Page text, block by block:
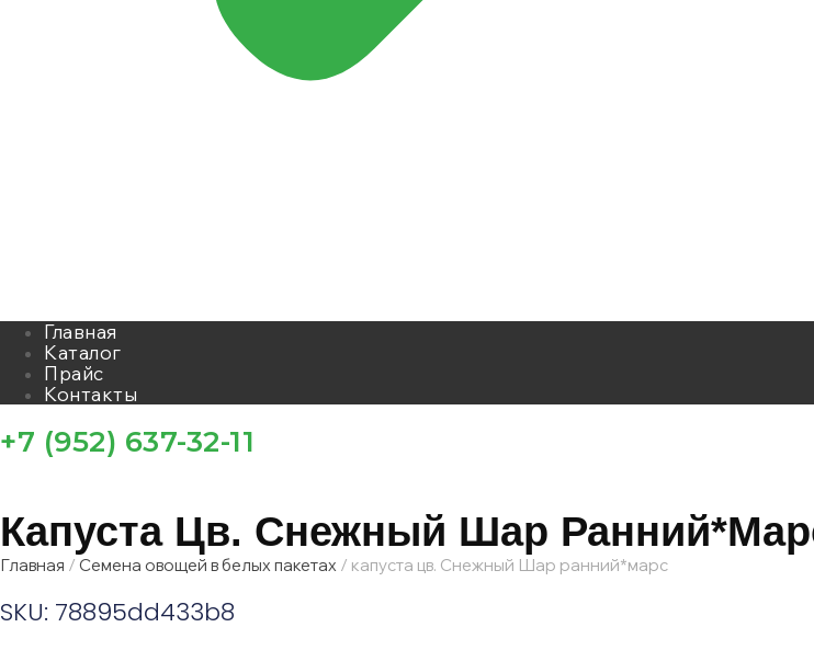
Главная
Каталог
Прайс
Контакты
+7 (952) 637-32-11
Капуста Цв. Снежный Шар
Главная / Семена овощей в белых пакетах / капуста цв. Снежный Шар ранний*марс
SKU: 78895dd433b8